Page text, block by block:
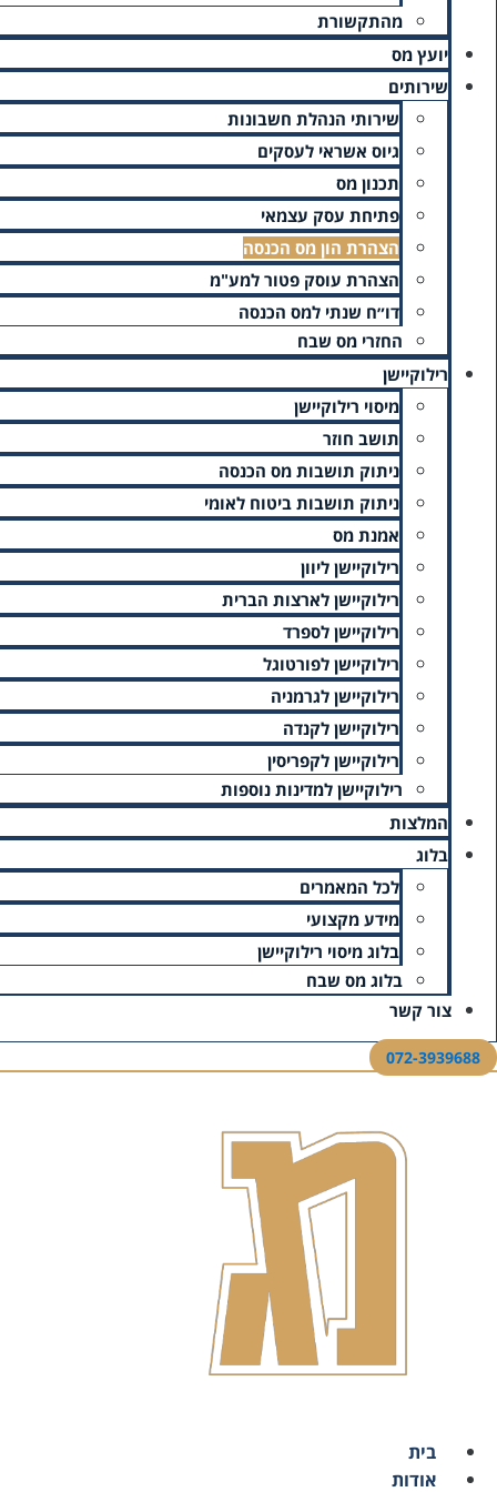
מהתקשורת
יועץ מס
שירותים
שירותי הנהלת חשבונות
גיוס אשראי לעסקים
תכנון מס
פתיחת עסק עצמאי
הצהרת הון מס הכנסה
הצהרת עוסק פטור למע"מ
דו״ח שנתי למס הכנסה
החזרי מס שבח
רילוקיישן
מיסוי רילוקיישן
תושב חוזר
ניתוק תושבות מס הכנסה
ניתוק תושבות ביטוח לאומי
אמנת מס
רילוקיישן ליוון
רילוקיישן לארצות הברית
רילוקיישן לספרד
רילוקיישן לפורטוגל
רילוקיישן לגרמניה
רילוקיישן לקנדה
רילוקיישן לקפריסין
רילוקיישן למדינות נוספות
המלצות
בלוג
לכל המאמרים
מידע מקצועי
בלוג מיסוי רילוקיישן
בלוג מס שבח
צור קשר
072-3939688
בית
אודות
טופס 1219 – טופס הצהרת הון
טופס 1219 – מהו ואיך מורידים אותו?
הנכסים וההתחייבויות האפשריים. טופס 1219 כולל פירוט של:
מזומנים ויתרות בחשבונות בנק
קופות גמל, פנסיה וקרנות השתלמות
ביטוחי חיים וחיסכון
נכסי מקרקעין (דירות, מגרשים, נכסים מסחריים)
תכולת בית ותכשיטים מעל סכום מסוים
נכסים והשקעות בחו"ל
הלוואות, משכנתאות והתחייבויות אחרות
את הטופס הרשמי ניתן להוריד מהקישור הבא –
מול הנתונים שרשות המסים מצפה לקבל.
ההכנה היא חצי מהעבודה. ככל שתאספו את המסמכים בצורה